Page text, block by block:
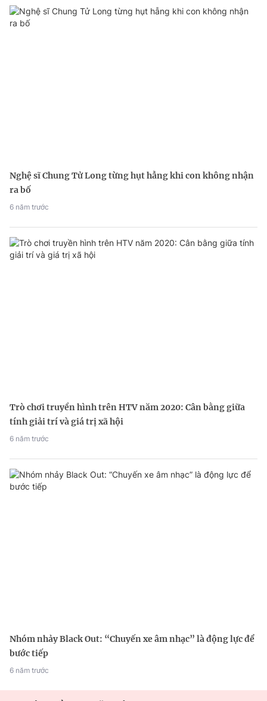
Nghệ sĩ Chung Tử Long từng hụt hẫng khi con không nhận
ra bố
6 năm trước
Trò chơi truyền hình trên HTV năm 2020: Cân bằng giữa
tính giải trí và giá trị xã hội
6 năm trước
Nhóm nhảy Black Out: “Chuyến xe âm nhạc” là động lực để
bước tiếp
6 năm trước